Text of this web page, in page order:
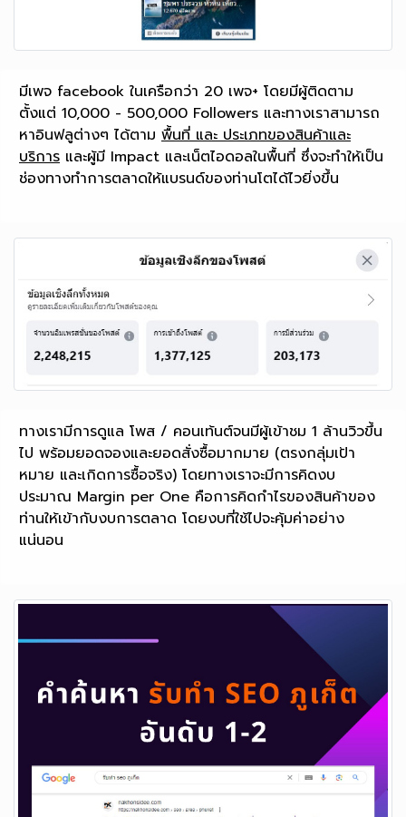
มีเพจ facebook ในเครือกว่า 20 เพจ+ โดยมีผู้ติดตาม
ตั้งแต่ 10,000 - 500,000 Followers และทางเราสามารถ
หาอินฟลูต่างๆ ได้ตาม พื้นที่ และ ประเภทของสินค้าและ
บริการ และผู้มี Impact และเน็ตไอดอลในพื้นที่ ซึ่งจะทำให้เป็น
ช่องทางทำการตลาดให้แบรนด์ของท่านโตได้ไวยิ่งขึ้น
ทางเรามีการดูแล โพส / คอนเท้นต์จนมีผู้เข้าชม 1 ล้านวิวขึ้น
ไป พร้อมยอดจองและยอดสั่งซื้อมากมาย (ตรงกลุ่มเป้า
หมาย และเกิดการซื้อจริง) โดยทางเราจะมีการคิดงบ
ประมาณ Margin per One คือการคิดกำไรของสินค้าของ
ท่านให้เข้ากับงบการตลาด โดยงบที่ใช้ไปจะคุ้มค่าอย่าง
แน่นอน